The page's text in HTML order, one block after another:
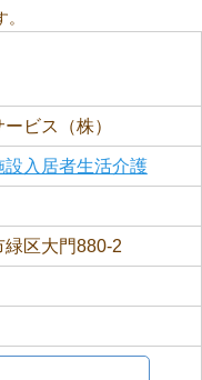
ビス（株）
入居者生活介護
区大門880-2